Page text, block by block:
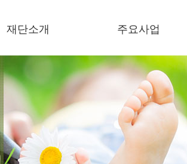
재단소개
미션/비젼
오시는 길
주요사업
복지기관 운영
보육기관 운영
한결장학금
잔치한마당
미세먼지저감 지원사업